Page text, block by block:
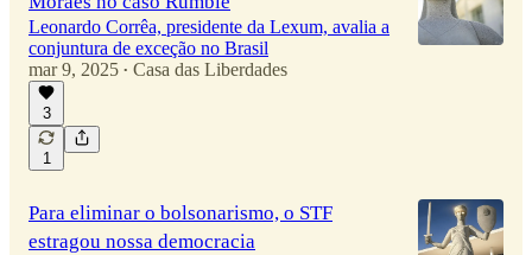
Leonardo Corrêa, presidente da Lexum, avalia a
conjuntura de exceção no Brasil
mar 9, 2025 • Casa das Liberdades
3
1
Para eliminar o bolsonarismo, o STF
estragou nossa democracia